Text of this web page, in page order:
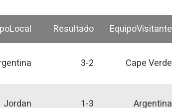
Resultado EquipoVisitante
3-2 Cape Verde
Jordan 1-3 Argentina